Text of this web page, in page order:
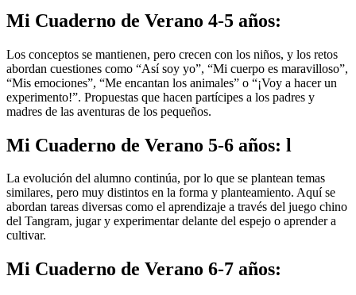
Mi Cuaderno de Verano 4-5 años:
Los conceptos se mantienen, pero crecen con los niños, y los retos
abordan cuestiones como “Así soy yo”, “Mi cuerpo es maravilloso”,
“Mis emociones”, “Me encantan los animales” o “¡Voy a hacer un
experimento!”. Propuestas que hacen partícipes a los padres y
madres de las aventuras de los pequeños.
Mi Cuaderno de Verano 5-6 años: l
La evolución del alumno continúa, por lo que se plantean temas
similares, pero muy distintos en la forma y planteamiento. Aquí se
abordan tareas diversas como el aprendizaje a través del juego chino
del Tangram, jugar y experimentar delante del espejo o aprender a
cultivar.
Mi Cuaderno de Verano 6-7 años: